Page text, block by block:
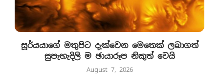
සූර්යයාගේ මතුපිට දැක්වෙන මෙතෙක් ලබාගත්
සුපැහැදිලි ම ඡායාරූප නිකුත් වෙයි
August 7, 2026